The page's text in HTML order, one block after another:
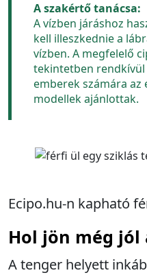
A szakértő tanácsa:
A vízben járáshoz
kell illeszkednie a
vízben. A megfelelő
tekintetben rendkívül
emberek számára
modellek ajánlottak.
Ecipo.hu-n kapható
Hol jön még jól
A tenger helyett